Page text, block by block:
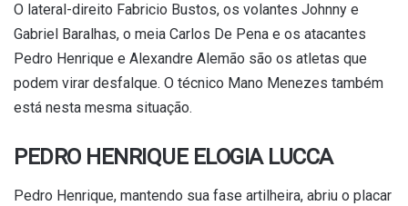
O lateral-direito Fabricio Bustos, os volantes Johnny e
Gabriel Baralhas, o meia Carlos De Pena e os atacantes
Pedro Henrique e Alexandre Alemão são os atletas que
podem virar desfalque. O técnico Mano Menezes também
está nesta mesma situação.
PEDRO HENRIQUE ELOGIA LUCCA
Pedro Henrique, mantendo sua fase artilheira, abriu o placar